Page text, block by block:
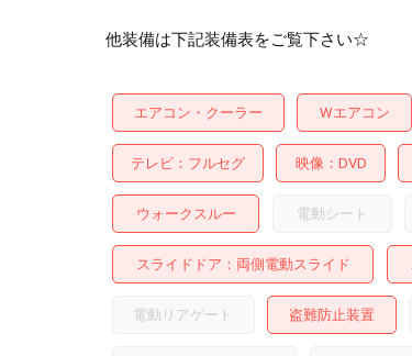
他装備は下記装備表をご覧下さい☆
エアコン・クーラー Wエアコン
テレビ フルセグ 映像 DVD
ウォークスルー 電動シート
スライドドア 両側電動スライド
電動リアゲート 盗難防止装置